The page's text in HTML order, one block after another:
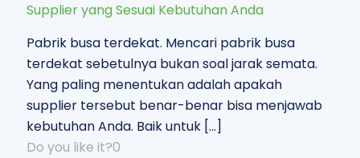
Supplier yang Sesuai Kebutuhan Anda
Pabrik busa terdekat. Mencari pabrik busa
terdekat sebetulnya bukan soal jarak semata.
Yang paling menentukan adalah apakah
supplier tersebut benar-benar bisa menjawab
kebutuhan Anda. Baik untuk […]
Do you like it?0